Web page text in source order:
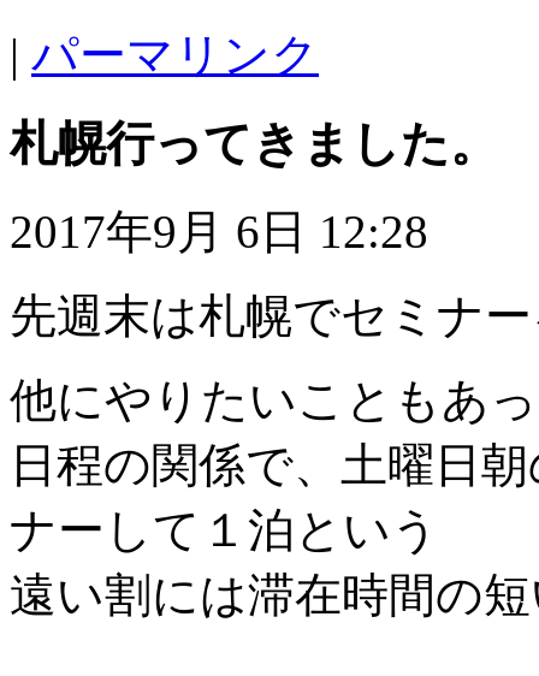
| パーマリンク
札幌行ってきました。
2017年9月 6日 12:28
先週末は札幌でセミナ
他にやりたいこともあ
日程の関係で、土曜日
ナーして１泊という
遠い割には滞在時間の